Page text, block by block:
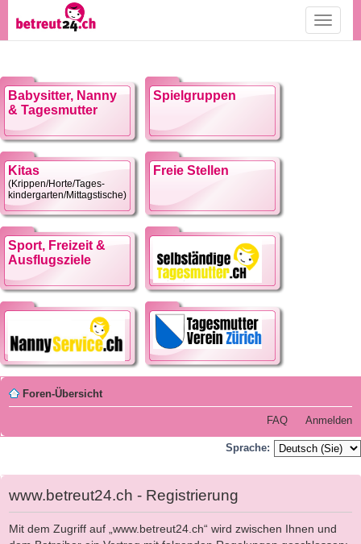
Toggle
Babysitter, Nanny
& Tagesmutter
Spielgruppen
Kitas
(Krippen/Horte/Tages-
kindergarten/Mittagstische)
Freie Stellen
Sport, Freizeit &
Ausflugsziele
Foren-Übersicht
FAQ Anmelden
Sprache:
www.betreut24.ch - Registrierung
Mit dem Zugriff auf „www.betreut24.ch“ wird zwischen Ihnen und